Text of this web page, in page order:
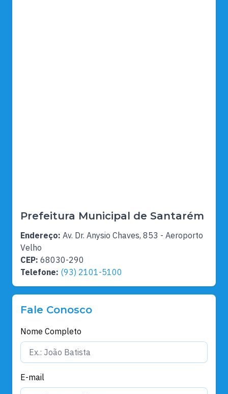
Prefeitura Municipal de Santarém
Endereço: Av. Dr. Anysio Chaves, 853 - Aeroporto
Velho
CEP: 68030-290
Telefone: (93) 2101-5100
Fale Conosco
Nome Completo
E-mail